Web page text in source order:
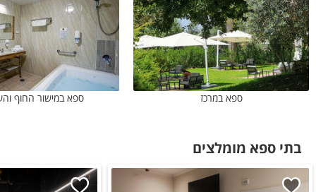
ספא במרכז ספא במישור החוף
בתי ספא מומלצים